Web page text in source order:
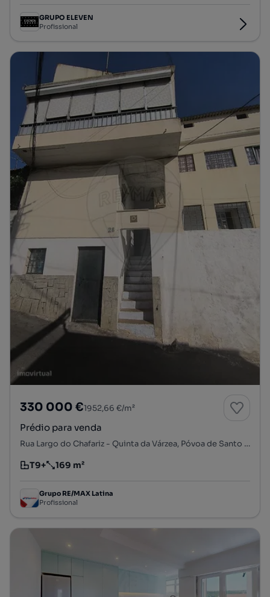
GRUPO ELEVEN
Profissional
330 000 €1952,66 €/m²
Prédio para venda
Rua Largo do Chafariz - Quinta da Várzea, Póvoa de Santo Adrião e Olival Basto, Odivelas, Lisboa
Tipologia
T9+
Preço por metro quadrado
169 m²
Grupo RE/MAX Latina
Profissional